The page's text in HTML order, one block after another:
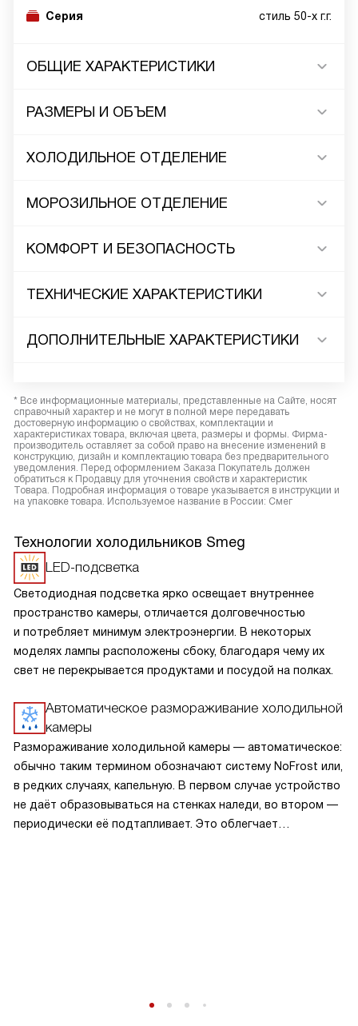
Серия стиль 50-х г.г.
ОБЩИЕ ХАРАКТЕРИСТИКИ
РАЗМЕРЫ И ОБЪЕМ
ХОЛОДИЛЬНОЕ ОТДЕЛЕНИЕ
МОРОЗИЛЬНОЕ ОТДЕЛЕНИЕ
КОМФОРТ И БЕЗОПАСНОСТЬ
ТЕХНИЧЕСКИЕ ХАРАКТЕРИСТИКИ
ДОПОЛНИТЕЛЬНЫЕ ХАРАКТЕРИСТИКИ
* Все информационные материалы, представленные на Сайте, носят
справочный характер и не могут в полной мере передавать
достоверную информацию о свойствах, комплектации и
характеристиках товара, включая цвета, размеры и формы. Фирма-
производитель оставляет за собой право на внесение изменений в
конструкцию, дизайн и комплектацию товара без предварительного
уведомления. Перед оформлением Заказа Покупатель должен
обратиться к Продавцу для уточнения свойств и характеристик
Товара. Подробная информация о товаре указывается в инструкции и
на упаковке товара. Используемое название в России: Смег
Технологии холодильников Smeg
LED-подсветка
Светодиодная подсветка ярко освещает внутреннее
пространство камеры, отличается долговечностью
и потребляет минимум электроэнергии. В некоторых
моделях лампы расположены сбоку, благодаря чему их
свет не перекрывается продуктами и посудой на полках.
Автоматическое размораживание холодильной
камеры
Размораживание холодильной камеры — автоматическое:
обычно таким термином обозначают систему NoFrost или,
в редких случаях, капельную. В первом случае устройство
не даёт образовываться на стенках наледи, во втором —
периодически её подтапливает. Это облегчает